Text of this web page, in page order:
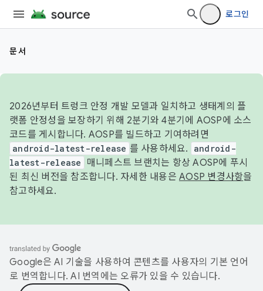
로그인
문서
2026년부터 트렁크 안정 개발 모델과 일치하고 생태계의 플
랫폼 안정성을 보장하기 위해 2분기와 4분기에 AOSP에 소스
코드를 게시합니다. AOSP를 빌드하고 기여하려면
android-latest-release 를 사용하세요.
android-
latest-release
매니페스트 브랜치는 항상 AOSP에 푸시
된 최신 버전을 참조합니다. 자세한 내용은 AOSP 변경사항을
참고하세요.
Google은 AI 기술을 사용하여 콘텐츠를 사용자의 기본 언어
로 번역합니다. AI 번역에는 오류가 있을 수 있습니다.